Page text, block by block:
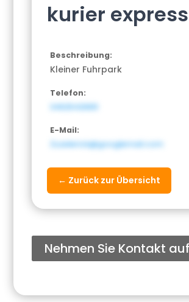
kurier express
Beschreibung:
Kleiner Fuhrpark
Telefon:
3462542689
E-Mail:
Zuzelerick@googlemail.com
← Zurück zur Übersicht
Nehmen Sie Kontakt